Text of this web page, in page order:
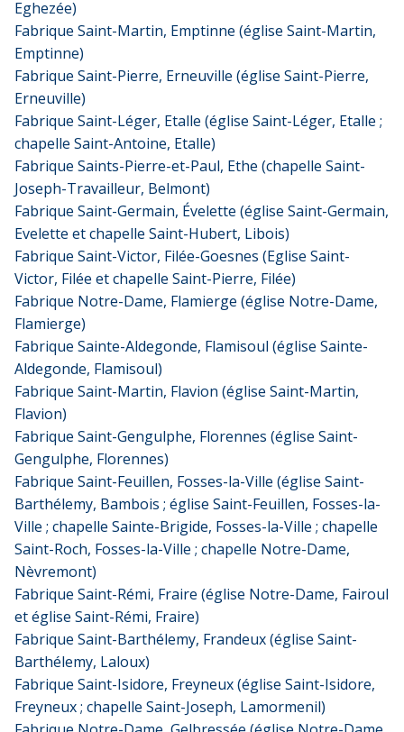
Eghezée)
Fabrique Saint-Martin, Emptinne (église Saint-Martin,
Emptinne)
Fabrique Saint-Pierre, Erneuville (église Saint-Pierre,
Erneuville)
Fabrique Saint-Léger, Etalle (église Saint-Léger, Etalle ;
chapelle Saint-Antoine, Etalle)
Fabrique Saints-Pierre-et-Paul, Ethe (chapelle Saint-
Joseph-Travailleur, Belmont)
Fabrique Saint-Germain, Évelette (église Saint-Germain,
Evelette et chapelle Saint-Hubert, Libois)
Fabrique Saint-Victor, Filée-Goesnes (Eglise Saint-
Victor, Filée et chapelle Saint-Pierre, Filée)
Fabrique Notre-Dame, Flamierge (église Notre-Dame,
Flamierge)
Fabrique Sainte-Aldegonde, Flamisoul (église Sainte-
Aldegonde, Flamisoul)
Fabrique Saint-Martin, Flavion (église Saint-Martin,
Flavion)
Fabrique Saint-Gengulphe, Florennes (église Saint-
Gengulphe, Florennes)
Fabrique Saint-Feuillen, Fosses-la-Ville (église Saint-
Barthélemy, Bambois ; église Saint-Feuillen, Fosses-la-
Ville ; chapelle Sainte-Brigide, Fosses-la-Ville ; chapelle
Saint-Roch, Fosses-la-Ville ; chapelle Notre-Dame,
Nèvremont)
Fabrique Saint-Rémi, Fraire (église Notre-Dame, Fairoul
et église Saint-Rémi, Fraire)
Fabrique Saint-Barthélemy, Frandeux (église Saint-
Barthélemy, Laloux)
Fabrique Saint-Isidore, Freyneux (église Saint-Isidore,
Freyneux ; chapelle Saint-Joseph, Lamormenil)